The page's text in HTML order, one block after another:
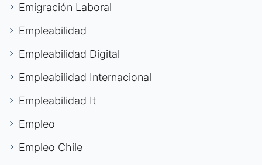
Emigración Laboral
Empleabilidad
Empleabilidad Digital
Empleabilidad Internacional
Empleabilidad It
Empleo
Empleo Chile